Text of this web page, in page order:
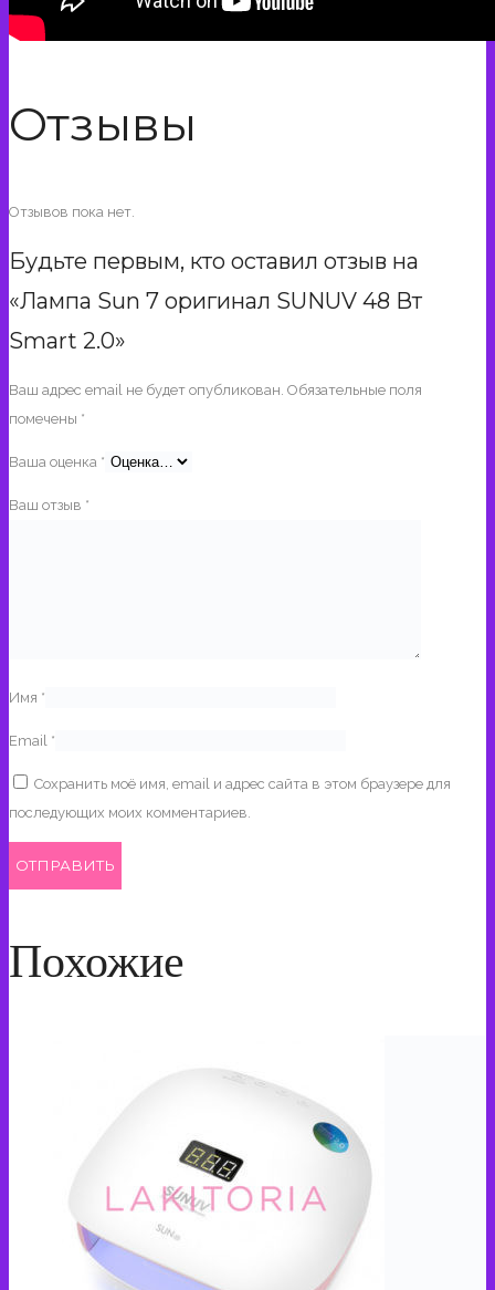
Отзывы
Отзывов пока нет.
Будьте первым, кто оставил отзыв на
«Лампа Sun 7 оригинал SUNUV 48 Вт
Smart 2.0»
Ваш адрес email не будет опубликован. Обязательные поля
помечены *
Ваша оценка *
Ваш отзыв *
Имя *
Email *
Сохранить моё имя, email и адрес сайта в этом браузере для
последующих моих комментариев.
Похожие